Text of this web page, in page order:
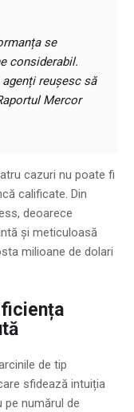
se
considerabil.
reușesc să
Mercor
cazuri nu poate fi
calificate. Din
deoarece
și meticuloasă
milioane de dolari
de tip
sfidează intuiția
numărul de